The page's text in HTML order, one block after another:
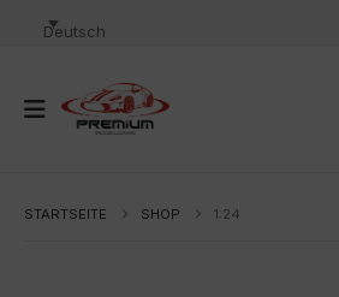
Deutsch
STARTSEITE SHOP 1:24